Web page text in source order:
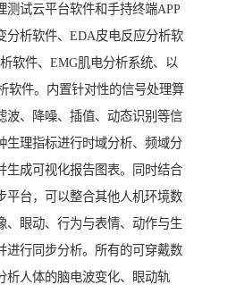
测试云平台软件和手持终端APP
分析软件、EDA皮电反应分析软
软件、EMG肌电分析系统、以
软件。内置针对性的信号处理算
波、降噪、插值、动态识别等信
生理指标进行时域分析、频域分
生成可视化报告图表。同时结合
平台，可以整合其他人机环境数
、眼动、行为与表情、动作与生
进行同步分析。所有的可穿戴数
析人体的脑电波变化、眼动轨